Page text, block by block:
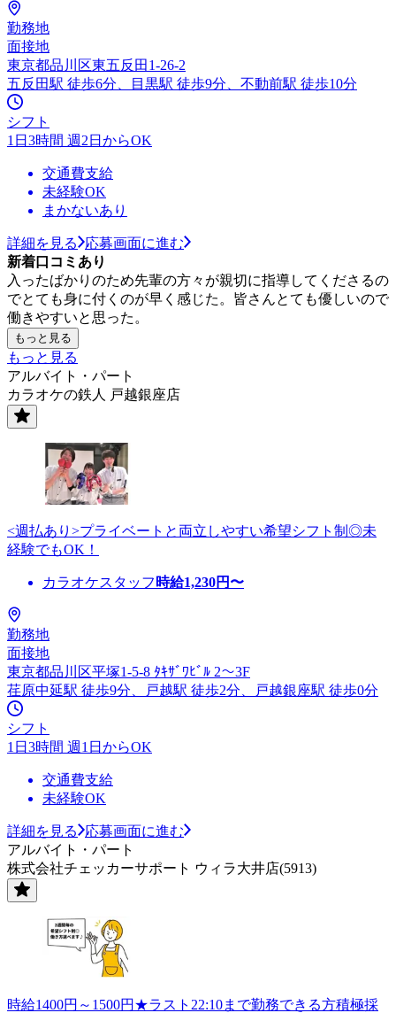
勤務地
面接地
東京都品川区東五反田1-26-2
五反田駅 徒歩6分、目黒駅 徒歩9分、不動前駅 徒歩10分
シフト
1日3時間 週2日からOK
交通費支給
未経験OK
まかないあり
詳細を見る
応募画面に進む
新着口コミあり
入ったばかりのため先輩の方々が親切に指導してくださるの
でとても身に付くのが早く感じた。皆さんとても優しいので
働きやすいと思った。
もっと見る
もっと見る
アルバイト・パート
カラオケの鉄人 戸越銀座店
<週払あり>プライベートと両立しやすい希望シフト制◎未
経験でもOK！
カラオケスタッフ 時給1,230円〜
勤務地
面接地
東京都品川区平塚1-5-8 ﾀｷｻﾞﾜﾋﾞﾙ 2～3F
荏原中延駅 徒歩9分、戸越駅 徒歩2分、戸越銀座駅 徒歩0分
シフト
1日3時間 週1日からOK
交通費支給
未経験OK
詳細を見る
応募画面に進む
アルバイト・パート
株式会社チェッカーサポート ウィラ大井店(5913)
時給1400円～1500円★ラスト22:10まで勤務できる方積極採